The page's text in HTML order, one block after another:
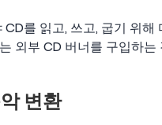
를 읽고, 쓰고, 굽기 위해
외부 CD 버너를 구입하는
변환